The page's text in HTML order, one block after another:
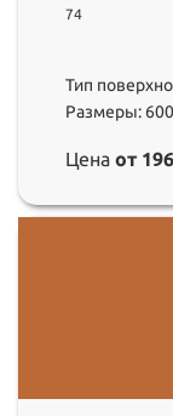
74
Тип
Размеры:
Цена от